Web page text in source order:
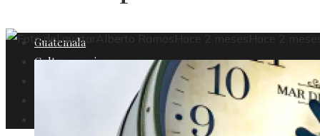
Guatemala
Cultura y ocio
Responsabilidad social
Inversiones y negocios
Alberto Ramos Hace 2 meses Hace 2